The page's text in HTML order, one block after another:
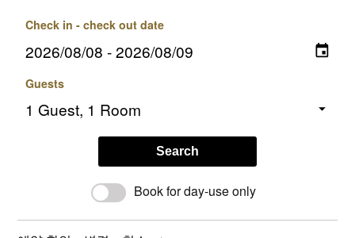
Check in - check out date
Guests
Search
Book for day-use only